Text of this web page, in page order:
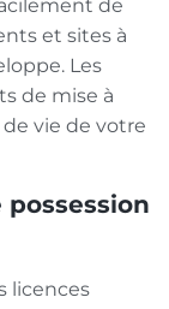
de
et sites à
Les
de mise à
vie de votre
licences